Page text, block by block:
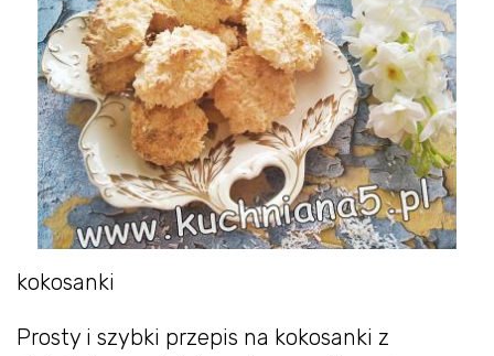
kokosanki
Prosty i szybki przepis na kokosanki z